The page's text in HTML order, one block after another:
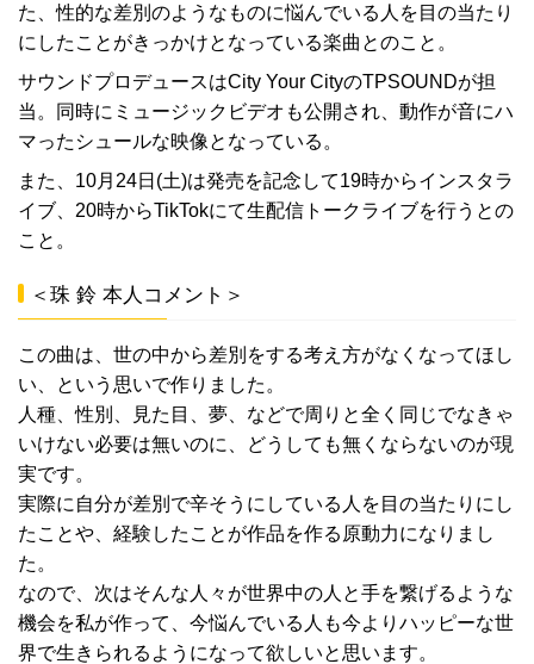
た、性的な差別のようなものに悩んでいる人を目の当たり
にしたことがきっかけとなっている楽曲とのこと。
サウンドプロデュースはCity Your CityのTPSOUNDが担
当。同時にミュージックビデオも公開され、動作が音にハ
マったシュールな映像となっている。
また、10月24日(土)は発売を記念して19時からインスタラ
イブ、20時からTikTokにて生配信トークライブを行うとの
こと。
＜珠 鈴 本人コメント＞
この曲は、世の中から差別をする考え方がなくなってほし
い、という思いで作りました。
人種、性別、見た目、夢、などで周りと全く同じでなきゃ
いけない必要は無いのに、どうしても無くならないのが現
実です。
実際に自分が差別で辛そうにしている人を目の当たりにし
たことや、経験したことが作品を作る原動力になりまし
た。
なので、次はそんな人々が世界中の人と手を繋げるような
機会を私が作って、今悩んでいる人も今よりハッピーな世
界で生きられるようになって欲しいと思います。